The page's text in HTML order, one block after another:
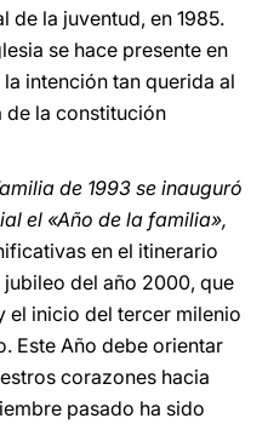
de la juventud, en 1985.
se hace presente en
intención tan querida al
de la constitución
de 1993 se inauguró
el «Año de la familia»,
en el itinerario
del año 2000, que
el inicio del tercer milenio
Este Año debe orientar
corazones hacia
pasado ha sido